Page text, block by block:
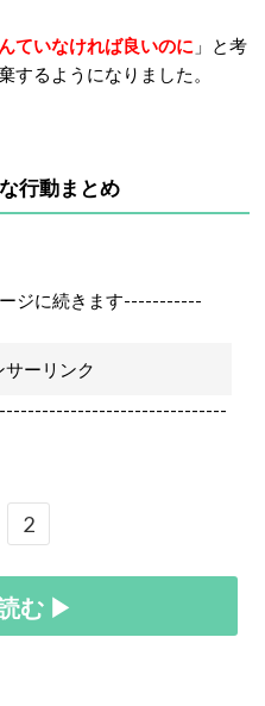
ていなければ良いのに 」と考
するようになりました。
行動まとめ
ジに続きます-----------
サーリンク
2
む ▶